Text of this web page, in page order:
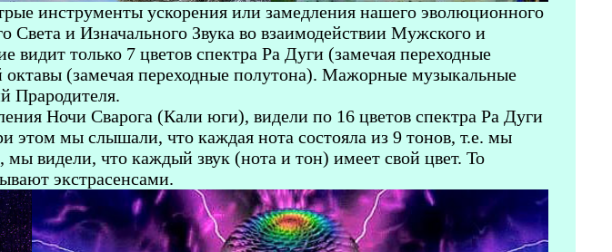
инструменты ускорения или замедления нашего эволюционного
Света и Изначального Звука во взаимодействии Мужского и
только 7 цветов спектра Ра Дуги (замечая переходные
(замечая переходные полутона). Мажорные музыкальные
Прародителя.
Ночи Сварога (Кали юги), видели по 16 цветов спектра Ра Дуги
этом мы слышали, что каждая нота состояла из 9 тонов, т.е. мы
видели, что каждый звук (нота и тон) имеет свой цвет. То
экстрасенсами.